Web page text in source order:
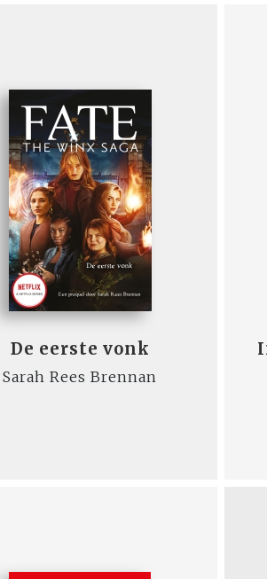
De eerste vonk
Sarah Rees Brennan